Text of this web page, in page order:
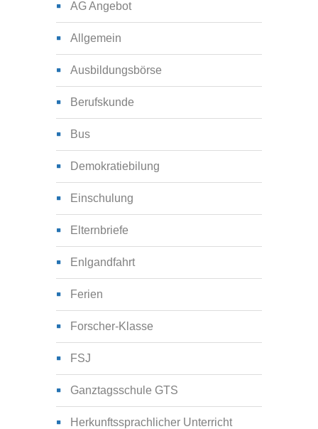
AG Angebot
Allgemein
Ausbildungsbörse
Berufskunde
Bus
Demokratiebilung
Einschulung
Elternbriefe
Enlgandfahrt
Ferien
Forscher-Klasse
FSJ
Ganztagsschule GTS
Herkunftssprachlicher Unterricht